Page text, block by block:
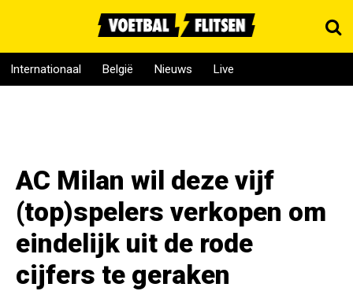
Internationaal België Nieuws Live
AC Milan wil deze vijf
(top)spelers verkopen om
eindelijk uit de rode
cijfers te geraken